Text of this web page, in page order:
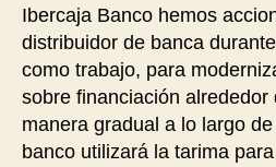
Ibercaja Banco hemos
distribuidor de banca
como trabajo, para
sobre financiación alrededor
manera gradual a lo largo
banco utilizará la tarima